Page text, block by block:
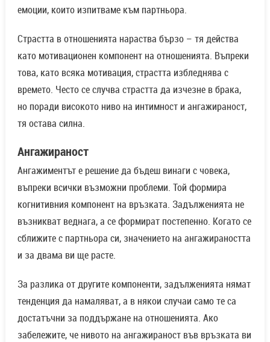
емоции, които изпитваме към партньора.
Страстта в отношенията нараства бързо – тя действа
като мотивационен компонент на отношенията. Въпреки
това, като всяка мотивация, страстта избледнява с
времето. Често се случва страстта да изчезне в брака,
но поради високото ниво на интимност и ангажираност,
тя остава силна.
Ангажираност
Ангажиментът е решение да бъдеш винаги с човека,
въпреки всички възможни проблеми. Той формира
когнитивния компонент на връзката. Задълженията не
възникват веднага, а се формират постепенно. Когато се
сближите с партньора си, значението на ангажираността
и за двама ви ще расте.
За разлика от другите компоненти, задълженията нямат
тенденция да намаляват, а в някои случаи само те са
достатъчни за поддържане на отношенията. Ако
забележите, че нивото на ангажираност във връзката ви